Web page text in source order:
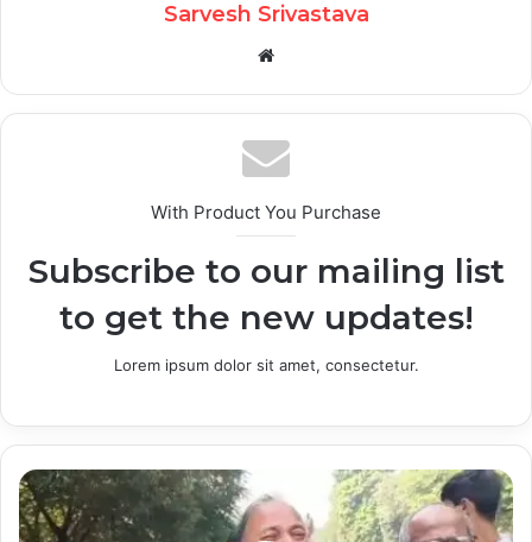
Sarvesh Srivastava
Website
With Product You Purchase
Subscribe to our mailing list
to get the new updates!
Lorem ipsum dolor sit amet, consectetur.